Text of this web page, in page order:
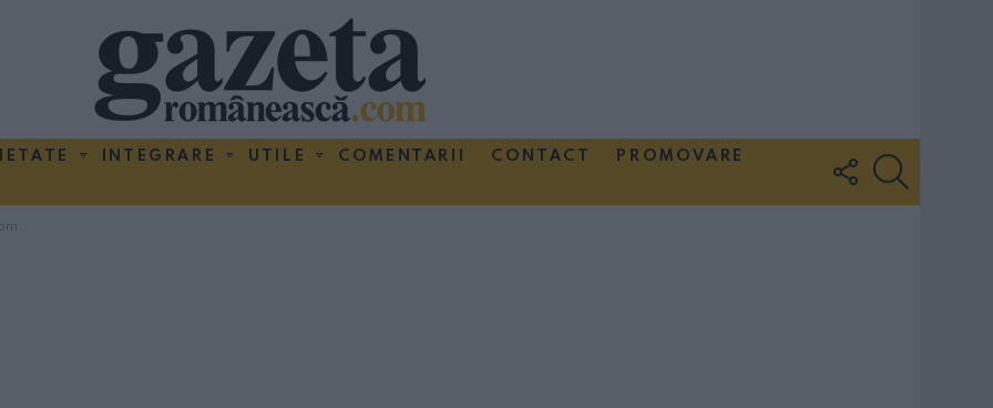
INTEGRARE UTILE COMENTARII CONTACT
PROMOVARE
FOLLOW
US